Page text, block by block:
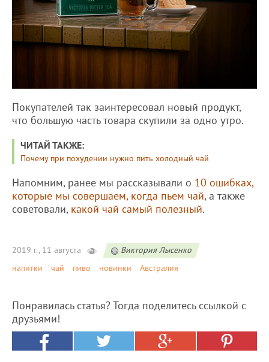
Покупателей так заинтересовал новый продукт,
что большую часть товара скупили за одно утро.
ЧИТАЙ ТАКЖЕ:
Почему при похудении нужно пить холодный чай
Напомним, ранее мы рассказывали о 10 ошибках,
которые мы совершаем, когда пьем чай, а также
советовали, какой чай самый полезный.
2019 г., 11 августа
Виктория Лысенко
напитки
чай пиво новинки Австралия
Понравилась статья? Тогда поделитесь ссылкой с
друзьями!